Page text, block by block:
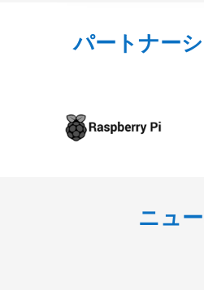
パートナー
ニュ